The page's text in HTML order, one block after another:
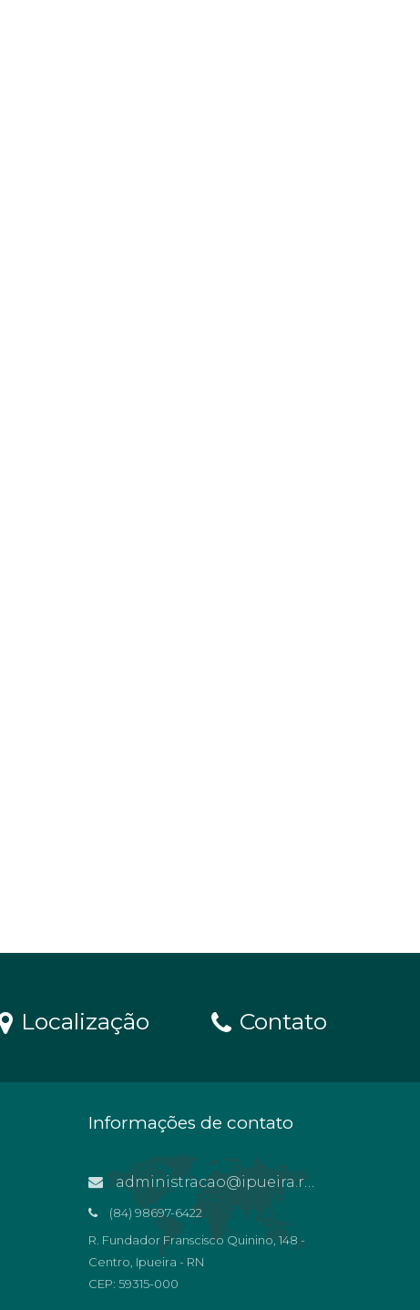
Localização Contato
Informações de contato
administracao@ipueira.rn.gov.br
(84) 98697-6422
R. Fundador Franscisco Quinino, 148 -
Centro, Ipueira - RN
CEP: 59315-000